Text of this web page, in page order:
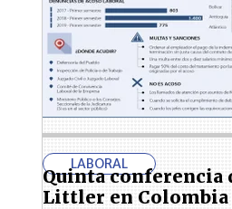
LABORAL
Quinta conferencia
Littler en Colombia